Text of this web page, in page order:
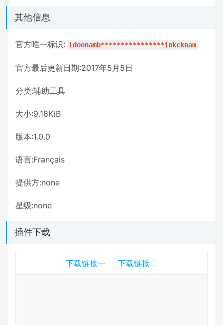
其他信息
官方唯一标识: ldoonamb****************inkcknam
官方最后更新日期:2017年5月5日
分类:辅助工具
大小:9.18KiB
版本:1.0.0
语言:Français
提供方:none
星级:none
插件下载
下载链接一 下载链接二